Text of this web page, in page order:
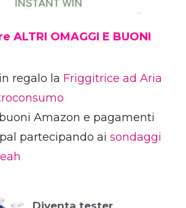
ALTRI OMAGGI E BUONI
regalo la Friggitrice ad Aria
Amazon e pagamenti
partecipando ai sondaggi
Diventa tester